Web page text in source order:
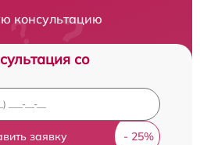
консультацию
со
заявку